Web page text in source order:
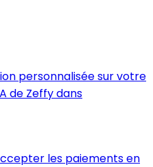
personnalisée sur votre
de Zeffy dans
les paiements en